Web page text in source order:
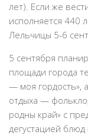
лет). Если же
исполняется 440
Лельчицы 5-6
5 сентября
площади города
— моя гордость»,
отдыха —
родны край» с
дегустацией